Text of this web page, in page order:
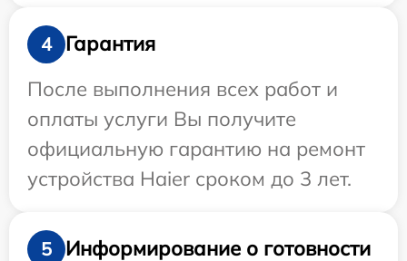
4
Гарантия
После выполнения всех работ и
оплаты услуги Вы получите
официальную гарантию на ремонт
устройства Haier сроком до 3 лет.
5
Информирование о готовности